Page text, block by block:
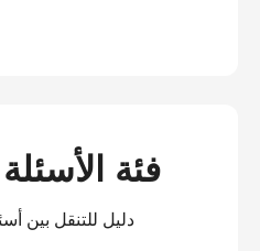
فئة الأسئلة
دليل للتنقل بين